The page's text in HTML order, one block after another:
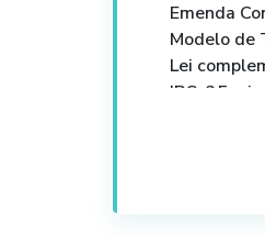
Emenda
Modelo de
Lei
IBS; 25 min